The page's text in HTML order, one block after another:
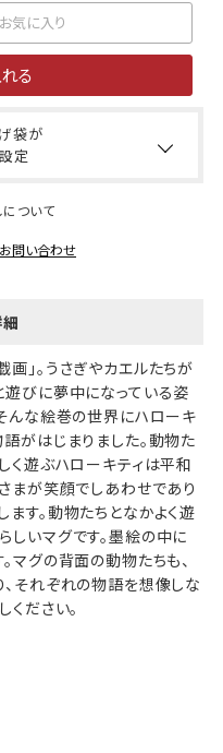
お気に入り
る
袋が
定
について
問い合わせ
」。うさぎやカエルたちが
遊びに夢中になっている姿
んな絵巻の世界にハローキ
がはじまりました。動物た
く遊ぶハローキティは平和
まが笑顔でしあわせであり
す。動物たちとなかよく遊
しいマグです。墨絵の中に
マグの背面の動物たちも、
それぞれの物語を想像しな
ください。